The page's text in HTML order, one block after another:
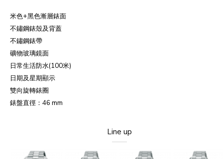
米色+黑色漸層錶面
不鏽鋼錶殼及背蓋
不鏽鋼錶帶
礦物玻璃鏡面
日常生活防水(100米)
日期及星期顯示
雙向旋轉錶圈
錶盤直徑： 46 mm
Line up